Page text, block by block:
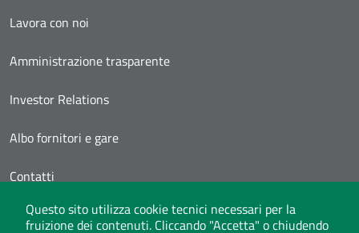
Questo sito utilizza cookie tecnici necessari per la
fruizione dei contenuti. Cliccando "Accetta" o chiudendo
Lavora con noi
Amministrazione trasparente
Investor Relations
Albo fornitori e gare
Contatti
Area Personale